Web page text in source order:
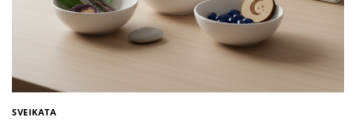
SVEIKATA